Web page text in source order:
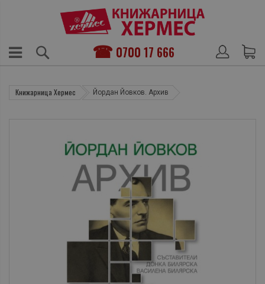
0700 17 666
Книжарница Хермес Йордан Йовков. Архив